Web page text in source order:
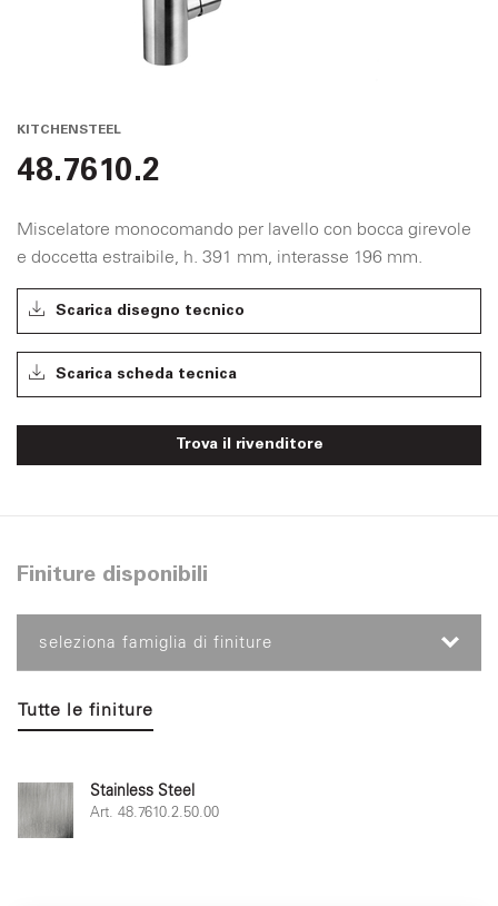
KITCHENSTEEL
48.7610.2
Miscelatore monocomando per lavello con bocca girevole
e doccetta estraibile, h. 391 mm, interasse 196 mm.
Scarica disegno tecnico
Scarica scheda tecnica
Trova il rivenditore
Finiture disponibili
seleziona famiglia di finiture
Tutte le finiture
Stainless Steel
Art. 48.7610.2.50.00